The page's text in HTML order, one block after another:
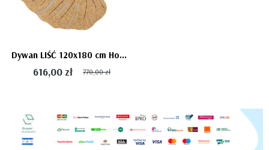
Dywan LIŚĆ 120x180 cm Honey - MONSTERA Leaf
616,00 zł 770,00 zł